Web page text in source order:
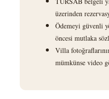
üzerinden
Ödemeyi güvenli
öncesi mutlaka
Villa
mümkünse video